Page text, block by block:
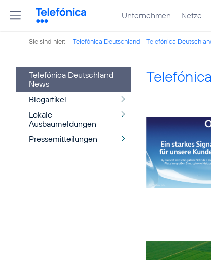
Unternehmen Netze
Sie sind hier: Telefónica Deutschland Telefónica
Telefónica Deutschland
News
Blogartikel
Lokale
Ausbaumeldungen
Pressemitteilungen